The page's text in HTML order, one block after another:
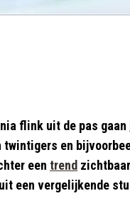
flink uit de pas gaan
en
een trend
een vergelijkende